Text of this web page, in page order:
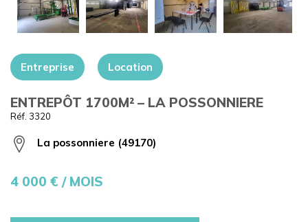
+
Entreprise Location
ENTREPÔT 1700M² – LA POSSONNIERE
Réf. 3320
La possonniere (49170)
4 000 € / MOIS